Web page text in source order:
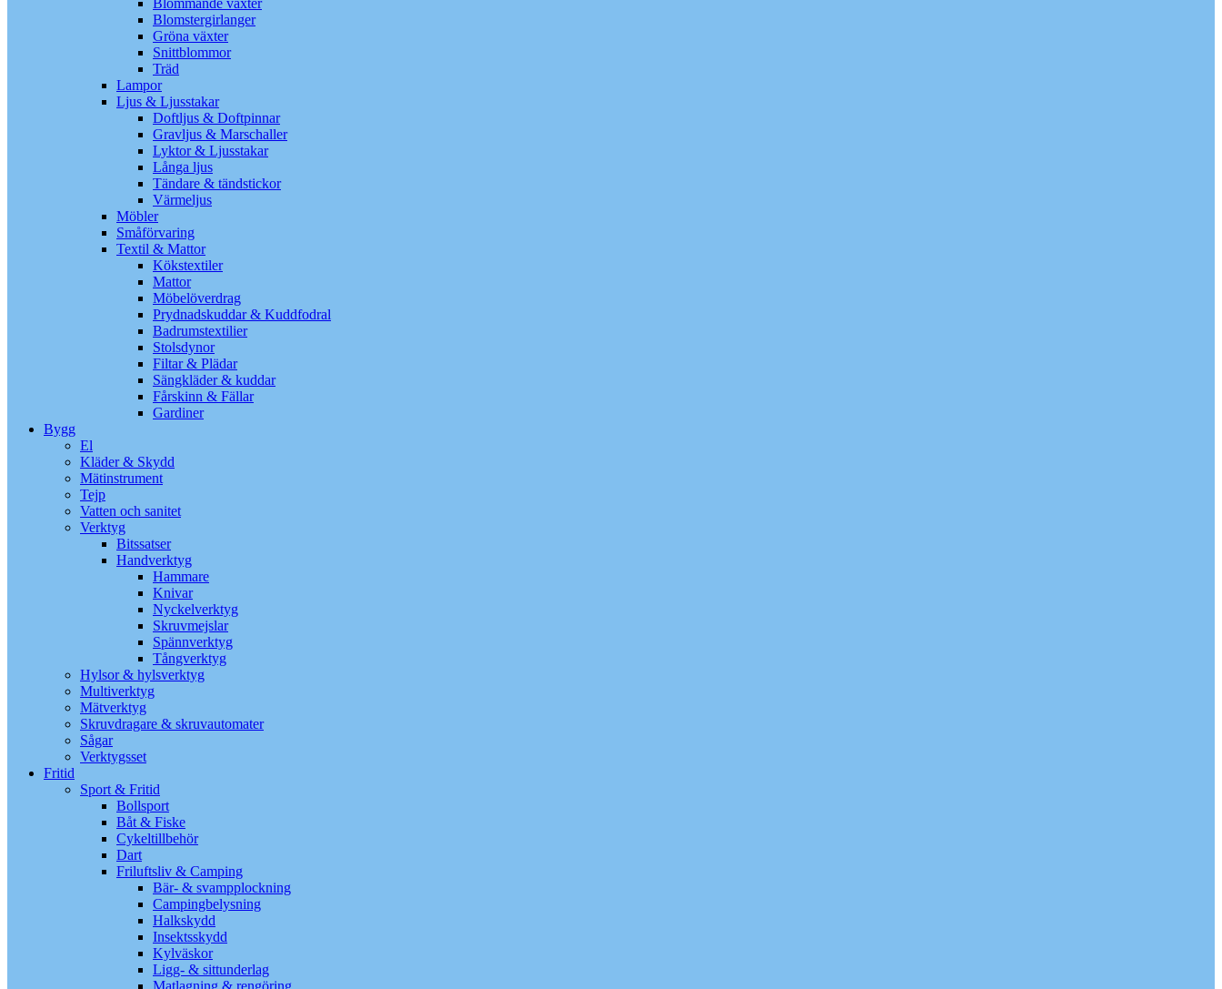
Blommande växter
Blomstergirlanger
Gröna växter
Snittblommor
Träd
Lampor
Ljus & Ljusstakar
Doftljus & Doftpinnar
Gravljus & Marschaller
Lyktor & Ljusstakar
Långa ljus
Tändare & tändstickor
Värmeljus
Möbler
Småförvaring
Textil & Mattor
Kökstextiler
Mattor
Möbelöverdrag
Prydnadskuddar & Kuddfodral
Badrumstextilier
Stolsdynor
Filtar & Plädar
Sängkläder & kuddar
Fårskinn & Fällar
Gardiner
Bygg
El
Kläder & Skydd
Mätinstrument
Tejp
Vatten och sanitet
Verktyg
Bitssatser
Handverktyg
Hammare
Knivar
Nyckelverktyg
Skruvmejslar
Spännverktyg
Tångverktyg
Hylsor & hylsverktyg
Multiverktyg
Mätverktyg
Skruvdragare & skruvautomater
Sågar
Verktygsset
Fritid
Sport & Fritid
Bollsport
Båt & Fiske
Cykeltillbehör
Dart
Friluftsliv & Camping
Bär- & svampplockning
Campingbelysning
Halkskydd
Insektsskydd
Kylväskor
Ligg- & sittunderlag
Matlagning & rengöring